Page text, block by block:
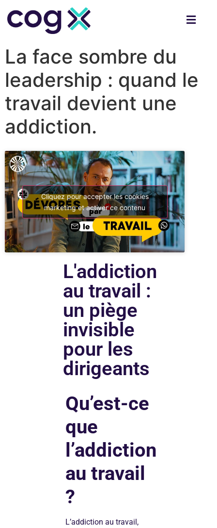
La face sombre du
leadership : quand le
travail devient une
addiction.
Cliquez pour accepter les cookies
marketing et activer ce contenu
L'addiction
au travail :
un piège
invisible
pour les
dirigeants
Qu’est-ce
que
l’addiction
au travail
?
L’addiction au travail,